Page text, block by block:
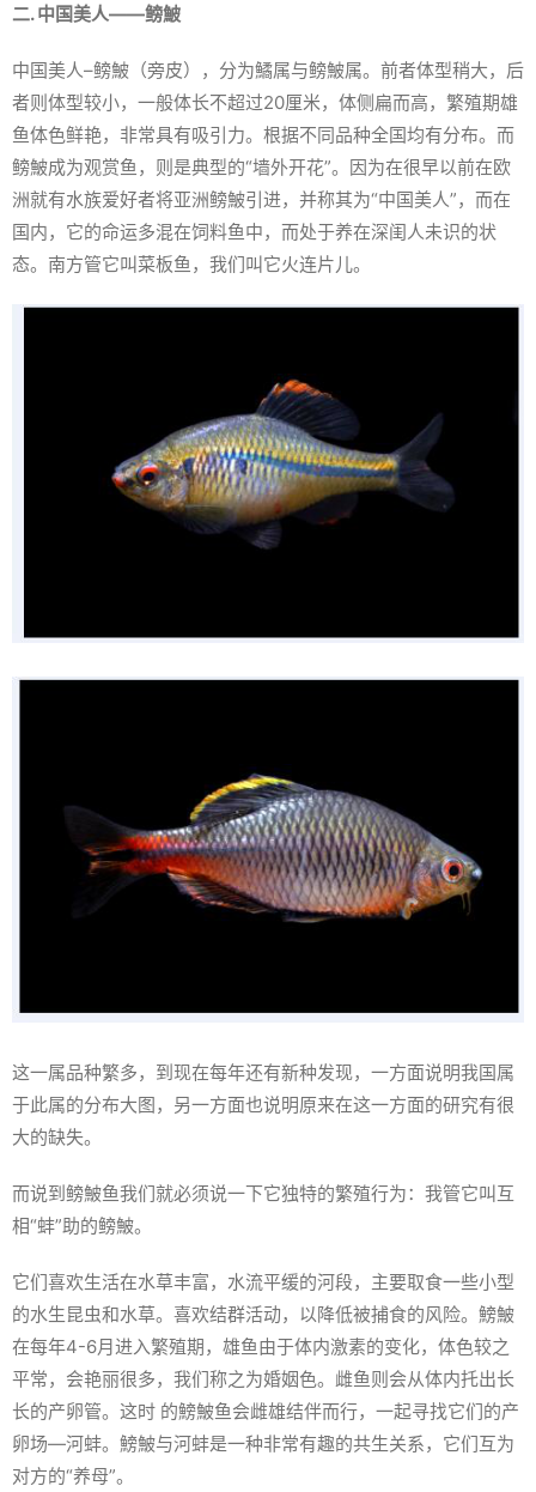
二. 中国美人——鳑鮍
中国美人–鳑鮍（旁皮），分为鱊属与鳑鮍属。前者体型稍大，后
者则体型较小，一般体长不超过20厘米，体侧扁而高，繁殖期雄
鱼体色鲜艳，非常具有吸引力。根据不同品种全国均有分布。而
鳑鮍成为观赏鱼，则是典型的“墙外开花”。因为在很早以前在欧
洲就有水族爱好者将亚洲鳑鮍引进，并称其为“中国美人”，而在
国内，它的命运多混在饲料鱼中，而处于养在深闺人未识的状
态。南方管它叫菜板鱼，我们叫它火连片儿。
这一属品种繁多，到现在每年还有新种发现，一方面说明我国属
于此属的分布大图，另一方面也说明原来在这一方面的研究有很
大的缺失。
而说到鳑鮍鱼我们就必须说一下它独特的繁殖行为：我管它叫互
相“蚌”助的鳑鮍。
它们喜欢生活在水草丰富，水流平缓的河段，主要取食一些小型
的水生昆虫和水草。喜欢结群活动，以降低被捕食的风险。鰟鮍
在每年4-6月进入繁殖期，雄鱼由于体内激素的变化，体色较之
平常，会艳丽很多，我们称之为婚姻色。雌鱼则会从体内托出长
长的产卵管。这时 的鰟鮍鱼会雌雄结伴而行，一起寻找它们的产
卵场—河蚌。鰟鮍与河蚌是一种非常有趣的共生关系，它们互为
对方的“养母”。